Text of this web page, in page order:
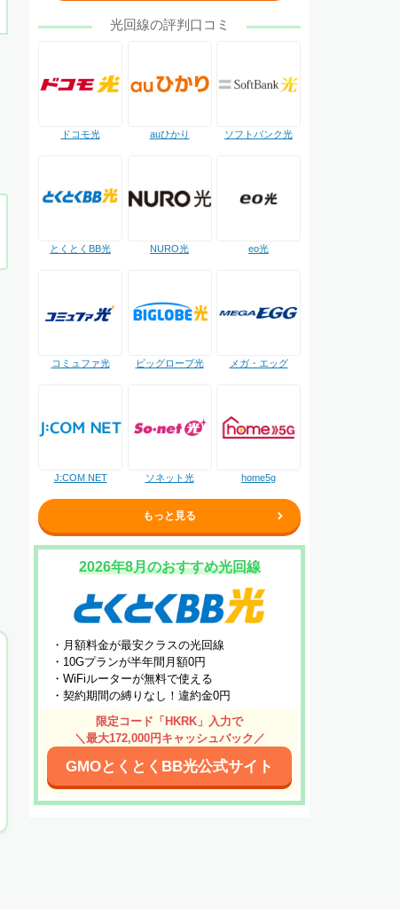
光回線の評判口コミ
ドコモ光 auひかり ソフトバンク光
とくとくBB光 NURO光 eo光
コミュファ光 ビッグローブ光 メガ・エッグ
J:COM NET ソネット光 home5g
もっと見る
2026年8月のおすすめ光回線
・月額料金が最安クラスの光回線
・10Gプランが半年間月額0円
・WiFiルーターが無料で使える
・契約期間の縛りなし！違約金0円
限定コード「HKRK」入力で
＼最大172,000円キャッシュバック／
GMOとくとくBB光公式サイト